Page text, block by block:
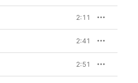
2:11
2:41
2:51